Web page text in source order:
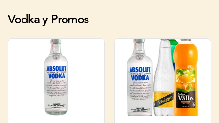
Vodka y Promos